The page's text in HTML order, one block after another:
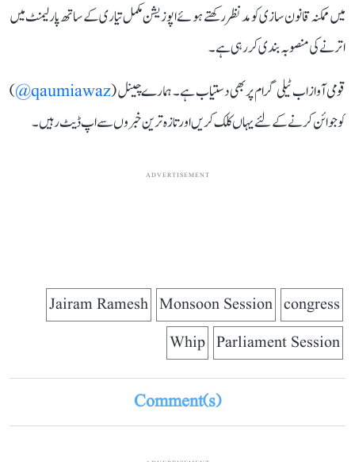
میں ممکنہ قانون سازی کو مدنظر رکھتے ہوئے اپوزیشن مکمل تیاری کے ساتھ پارلیمنٹ میں
اترنے کی منصوبہ بندی کر رہی ہے۔
قومی آواز اب ٹیلی گرام پر بھی دستیاب ہے۔ ہمارے چینل (qaumiawaz@
)
کو جوائن کرنے کے لئے یہاں کلک کریں اور تازہ ترین خبروں سے اپ ڈیٹ رہیں۔
ADVERTISEMENT
congress
Monsoon Session
Jairam Ramesh
Parliament Session
Whip
Comment(s)